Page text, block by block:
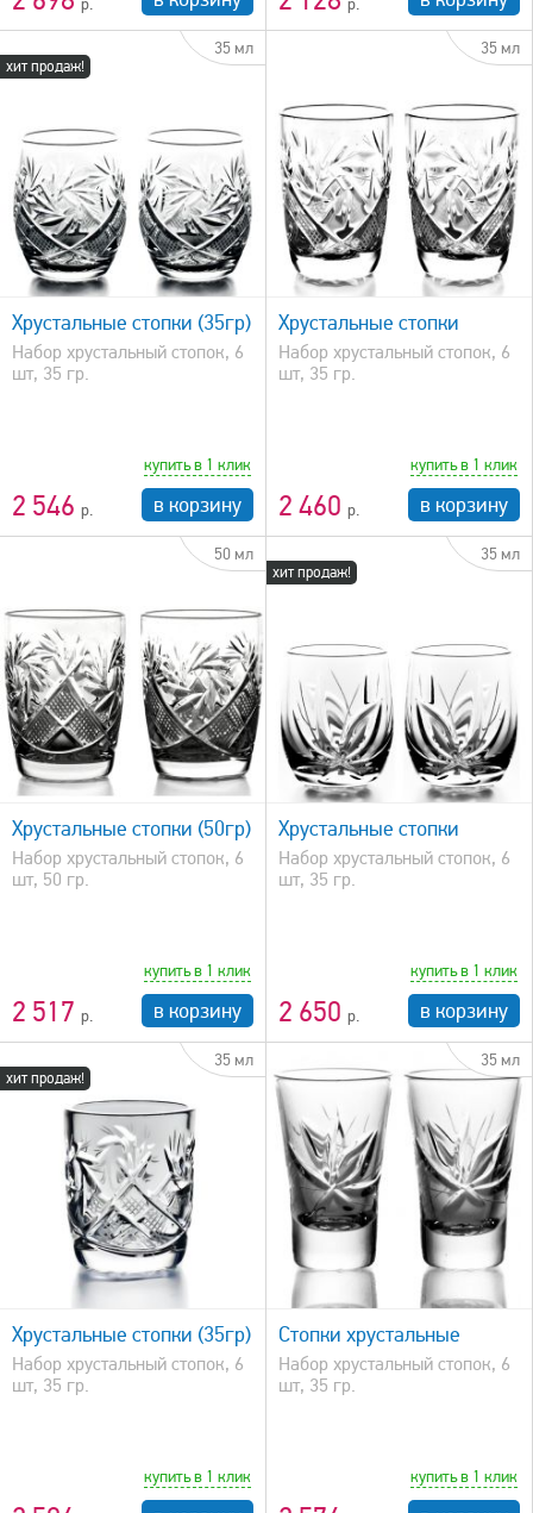
хит продаж!
35 мл
Хрустальные стопки (35гр)
Набор хрустальный стопок, 6
шт, 35 гр.
2 546
купить в 1 клик
в корзину
35 мл
быстрый просмотр
Хрустальные стопки
Набор хрустальный стопок, 6
шт, 35 гр.
2 460
купить в 1 клик
в корзину
50 мл
Хрустальные стопки (50гр)
Набор хрустальный стопок, 6
шт, 50 гр.
2 517
купить в 1 клик
в корзину
хит продаж!
35 мл
быстрый просмотр
Хрустальные стопки
Набор хрустальный стопок, 6
шт, 35 гр.
2 650
купить в 1 клик
в корзину
хит продаж!
35 мл
Хрустальные стопки (35гр)
Набор хрустальный стопок, 6
шт, 35 гр.
купить в 1 клик
35 мл
быстрый просмотр
Стопки хрустальные
Набор хрустальный стопок, 6
шт, 35 гр.
купить в 1 клик